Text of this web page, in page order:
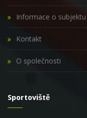
Informace o subjektu
Kontakt
O společnosti
Sportoviště